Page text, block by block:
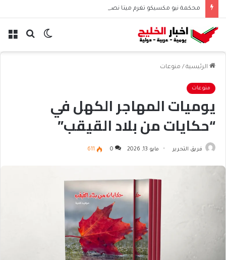
محكمة نيو مكسيكو تغرم ميتا نصف مليار دولار بسبب الأطفال
بحث الوضع
الرئيسية / منوعات
منوعات
يوميات المهاجر الكهل في
“حكايات من بلاد القيقب”
فريق التحرير مايو 13, 2026 0
611